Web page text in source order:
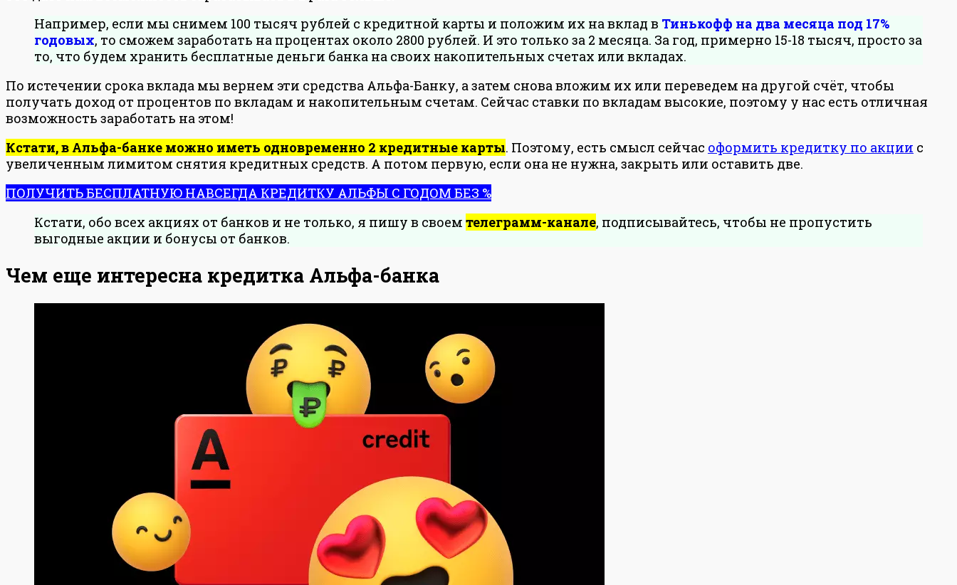
Например, если мы снимем 100 тысяч рублей с кредитной карты и положим их на вклад в Тинькофф на два месяца под 17%
годовых, то сможем заработать на процентах около 2800 рублей. И это только за 2 месяца. За год, примерно 15-18 тысяч, просто за
то, что будем хранить бесплатные деньги банка на своих накопительных счетах или вкладах.
По истечении срока вклада мы вернем эти средства Альфа-Банку, а затем снова вложим их или переведем на другой счёт, чтобы
получать доход от процентов по вкладам и накопительным счетам. Сейчас ставки по вкладам высокие, поэтому у нас есть отличная
возможность заработать на этом!
Кстати, в Альфа-банке можно иметь одновременно 2 кредитные карты. Поэтому, есть смысл сейчас оформить кредитку по акции с
увеличенным лимитом снятия кредитных средств. А потом первую, если она не нужна, закрыть или оставить две.
ПОЛУЧИТЬ БЕСПЛАТНУЮ НАВСЕГДА КРЕДИТКУ АЛЬФЫ С ГОДОМ БЕЗ %
Кстати, обо всех акциях от банков и не только, я пишу в своем телеграмм-канале, подписывайтесь, чтобы не пропустить
выгодные акции и бонусы от банков.
Чем еще интересна кредитка Альфа-банка